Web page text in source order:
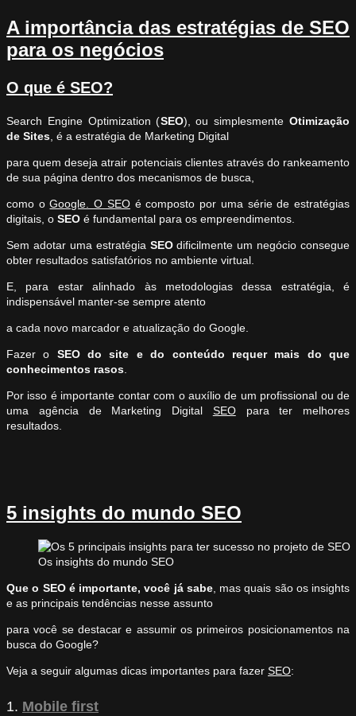
A importância das estratégias de SEO
para os negócios
O que é SEO?
Search Engine Optimization (SEO), ou simplesmente Otimização
de Sites , é a estratégia de Marketing Digital
para quem deseja atrair potenciais clientes através do rankeamento
de sua página dentro dos mecanismos de busca,
como oGoogle. O SEOé composto por uma série de estratégias
digitais, o SEO é fundamental para os empreendimentos.
Sem adotar uma estratégia SEOdificilmente um negócio consegue
obter resultados satisfatórios no ambiente virtual.
E, para estar alinhado às metodologias dessa estratégia, é
indispensável manter-se sempre atento
a cada novo marcador e atualização do Google.
Fazer o SEO do site e do conteúdo requer mais do que
conhecimentos rasos
Por isso é importante contar com o auxílio de um profissional ou de
uma agência de Marketing Digital SEOpara ter melhores
resultados.
5 insights do mundo SEO
Os insights do mundo SEO
Que o SEO é importante, você já sabe, mas quais são os insights
e as principais tendências nesse assunto
para você se destacar e assumir os primeiros posicionamentos na
busca do Google?
Veja a seguir algumas dicas importantes para fazer SEO:
1. Mobile first